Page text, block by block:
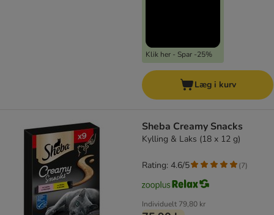
Klik her - Spar -25%
Læg i kurv
Sheba Creamy Snacks
Kylling & Laks (18 x 12 g)
Individuelt 79,80 kr
Rating: 4.6/5 (7)